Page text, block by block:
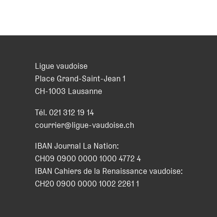
Ligue vaudoise
Place Grand-Saint-Jean 1
CH-1003 Lausanne
Tél.021 312 19 14
courrier@ligue-vaudoise.ch
IBAN Journal La Nation:
CH09 0900 0000 1000 4772 4
IBAN Cahiers de la Renaissance vaudoise:
CH20 0900 0000 1002 2261 1